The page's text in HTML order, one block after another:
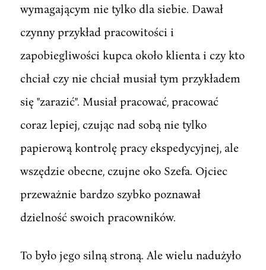
wymagającym nie tylko dla siebie. Dawał
czynny przykład pracowitości i
zapobiegliwości kupca około klienta i czy kto
chciał czy nie chciał musiał tym przykładem
się "zarazić". Musiał pracować, pracować
coraz lepiej, czując nad sobą nie tylko
papierową kontrolę pracy ekspedycyjnej, ale
wszędzie obecne, czujne oko Szefa. Ojciec
przeważnie bardzo szybko poznawał
dzielność swoich pracowników.
To było jego silną stroną. Ale wielu nadużyło